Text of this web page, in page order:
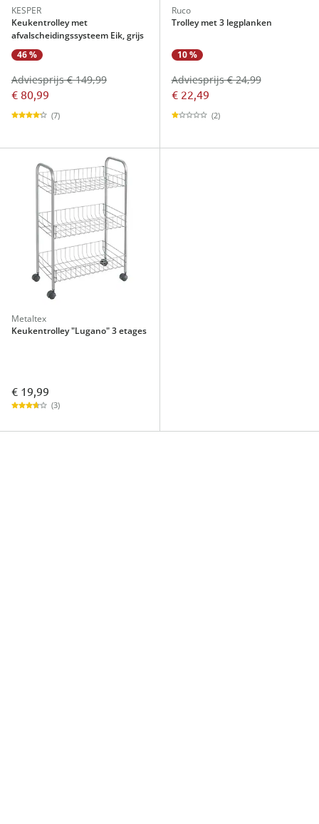
KESPER
Keukentrolley met
afvalscheidingssysteem Eik, grijs
46 %
€ 80,99
Adviesprijs € 149,99
(7)
Ruco
Trolley met 3 legplanken
10 %
€ 22,49
Adviesprijs € 24,99
(2)
Metaltex
Keukentrolley "Lugano" 3 etages
€ 19,99
(3)